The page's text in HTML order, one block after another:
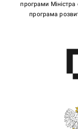
програми
програма